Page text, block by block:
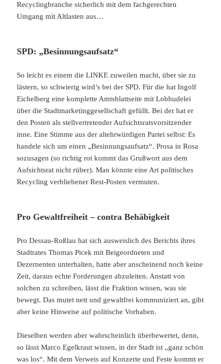
Recyclingbranche sicherlich mit dem fachgerechten
Umgang mit Altlasten aus…
SPD: „Besinnungsaufsatz“
So leicht es einem die LINKE zuweilen macht, über sie zu
lästern, so schwierig wird’s bei der SPD. Für die hat Ingolf
Eichelberg eine komplette Amtsblattseite mit Lobhudelei
über die Stadtmarketinggesellschaft gefüllt. Bei der hat er
den Posten als stellvertretender Aufsichtsratsvorsitzender
inne. Eine Stimme aus der altehrwürdigen Partei selbst: Es
handele sich um einen „Besinnungsaufsatz“. Prosa in Rosa
sozusagen (so richtig rot kommt das Grußwort aus dem
Aufsichtsrat nicht rüber). Man könnte eine Art politisches
Recycling verbliebener Rest-Posten vermuten.
Pro Gewaltfreiheit – contra Behäbigkeit
Pro Dessau-Roßlau hat sich ausweislich des Berichts ihres
Stadtrates Thomas Picek mit Beigeordneten und
Dezernenten unterhalten, hatte aber anscheinend noch keine
Zeit, daraus echte Forderungen abzuleiten. Anstatt von
solchen zu schreiben, lässt die Fraktion wissen, was sie
bewegt. Das mutet nett und gewaltfrei kommuniziert an, gibt
aber keine Hinweise auf politische Vorhaben.
Dieselben werden aber wahrscheinlich überbewertet, denn,
so lässt Marco Egelkraut wissen, in der Stadt ist „ganz schön
was los“. Mit dem Verweis auf Konzerte und Feste kommt er